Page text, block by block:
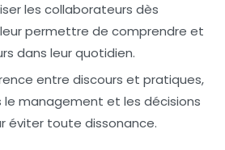
les collaborateurs dès
permettre de comprendre et
dans leur quotidien.
entre discours et pratiques,
management et les décisions
éviter toute dissonance.